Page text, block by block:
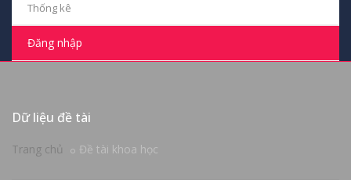
Thống kê
Đăng nhập
Dữ liệu đề tài
Trang chủ Đề tài khoa học